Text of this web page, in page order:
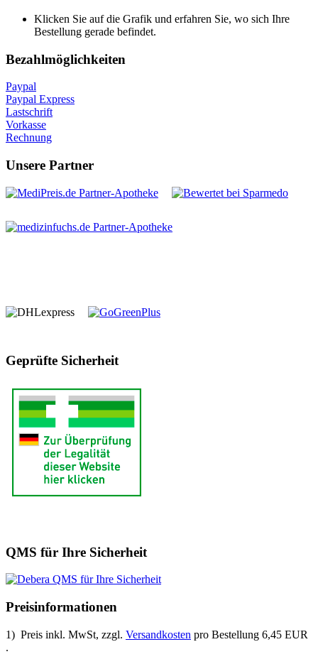
Klicken Sie auf die Grafik und erfahren Sie, wo sich Ihre
Bestellung gerade befindet.
Bezahlmöglichkeiten
Paypal
Paypal Express
Lastschrift
Vorkasse
Rechnung
Unsere Partner
Geprüfte Sicherheit
QMS für Ihre Sicherheit
Preisinformationen
1) Preis inkl. MwSt, zzgl. Versandkosten pro Bestellung 6,45 EUR
.